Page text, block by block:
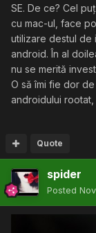
SE. De ce? Cel
cu mac-ul, face
utilizare destul de
android. În al
nu se merită
O să îmi fie dor
androidului rootat,
Quote
spider
Posted